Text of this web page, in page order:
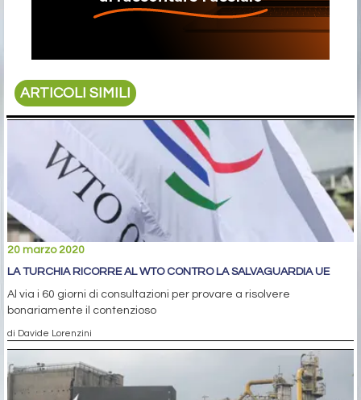
ARTICOLI SIMILI
20 marzo 2020
LA TURCHIA RICORRE AL WTO CONTRO LA SALVAGUARDIA UE
Al via i 60 giorni di consultazioni per provare a risolvere
bonariamente il contenzioso
di Davide Lorenzini